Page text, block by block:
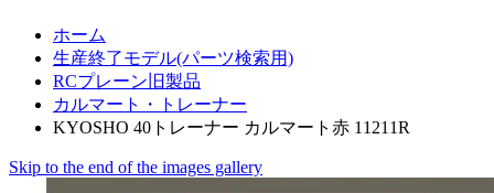
ホーム
生産終了モデル(パーツ検索用)
RCプレーン旧製品
カルマート・トレーナー
KYOSHO 40トレーナー カルマート赤 11211R
Skip to the end of the images gallery